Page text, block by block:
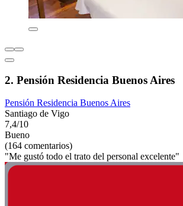
2. Pensión Residencia Buenos Aires
Pensión Residencia Buenos Aires
Santiago de Vigo
7,4/10
Bueno
(164 comentarios)
"Me gustó todo el trato del personal excelente"